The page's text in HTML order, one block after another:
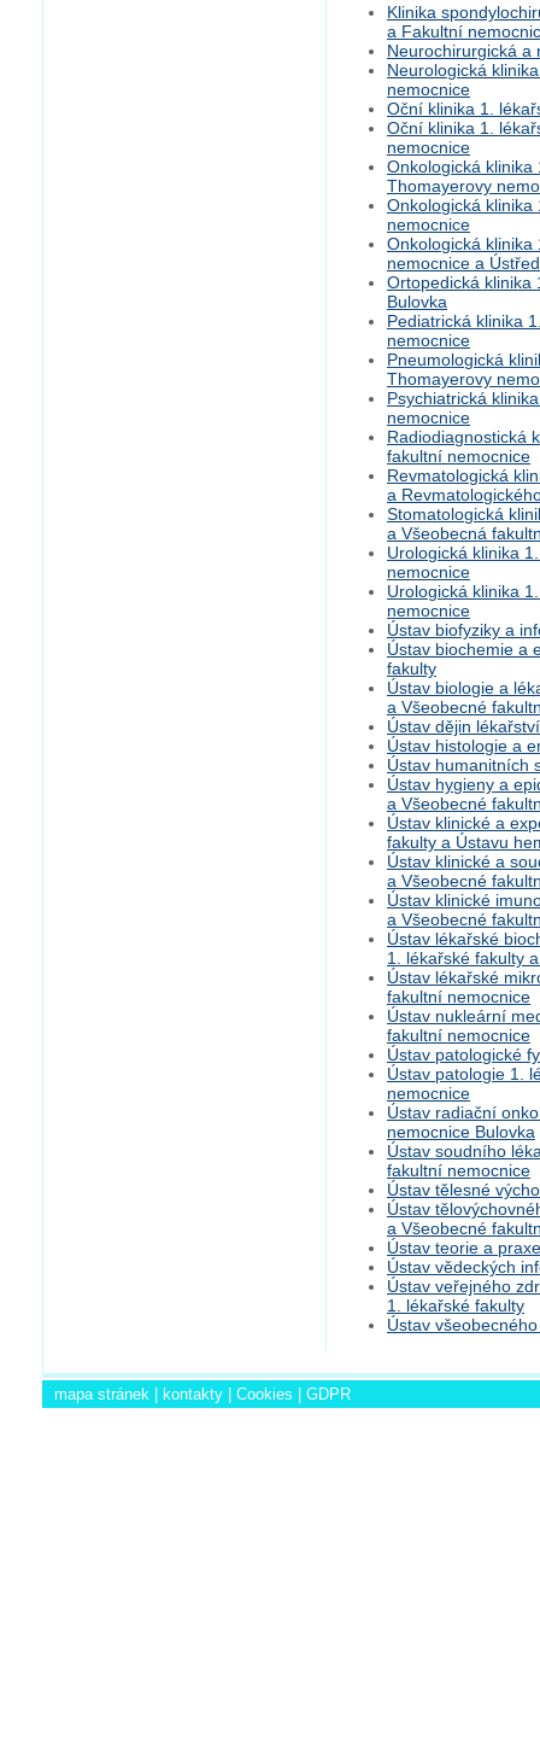
Klinika
a Fakultní
Neurochirurgická a
Neurologická
nemocnice
Oční klinika 1.
Oční klinika 1.
nemocnice
Onkologická
Thomayerovy
Onkologická
nemocnice
Onkologická klinika
nemocnice a
Ortopedická klinika
Bulovka
Pediatrická klinika
nemocnice
Pneumologická
Thomayerovy
Psychiatrická
nemocnice
Radiodiagnostická
fakultní nemocnice
Revmatologická
a
Stomatologická
a Všeobecná
Urologická klinika
nemocnice
Urologická klinika
nemocnice
Ústav biofyziky a
Ústav biochemie a
fakulty
Ústav biologie a
a Všeobecné
Ústav dějin
Ústav histologie a
Ústav humanitních
Ústav hygieny a
a Všeobecné
Ústav klinické a
fakulty a Ústavu
Ústav klinické a
a Všeobecné
Ústav klinické
a Všeobecné
Ústav lékařské
1. lékařské fakulty
Ústav lékařské
fakultní nemocnice
Ústav nukleární
fakultní nemocnice
Ústav patologické
Ústav patologie 1.
nemocnice
Ústav radiační
nemocnice Bulovka
Ústav soudního
fakultní nemocnice
Ústav tělesné
Ústav
a Všeobecné
Ústav teorie a
Ústav vědeckých
Ústav veřejného
1. lékařské fakulty
Ústav
mapa stránek | kontakty | Cookies | GDPR